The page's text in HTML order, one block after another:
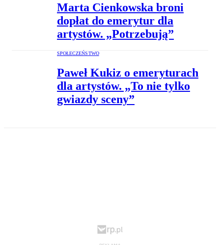
Marta Cienkowska broni
dopłat do emerytur dla
artystów. „Potrzebują”
SPOŁECZEŃSTWO
Paweł Kukiz o emeryturach
dla artystów. „To nie tylko
gwiazdy sceny”